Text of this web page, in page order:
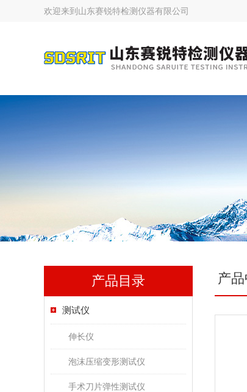
欢迎来到 山东赛锐特检测仪器有限公司
产品目录
测试仪
伸长仪
泡沫压缩变形测试仪
手术刀片弹性测试仪
产